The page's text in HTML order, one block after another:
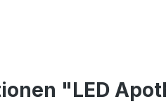
"LED